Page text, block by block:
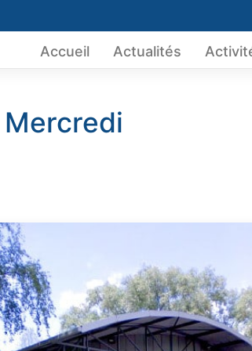
Accueil Actualités
Mercredi